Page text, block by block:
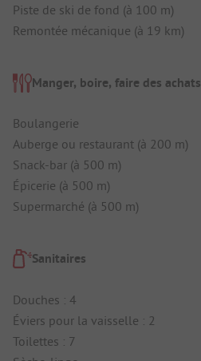
Piste de ski de fond (à 100 m)
Remontée mécanique (à 19 km)
Manger, boire, faire des achats
Boulangerie
Auberge ou restaurant (à 200 m)
Snack-bar (à 500 m)
Épicerie (à 500 m)
Supermarché (à 500 m)
Sanitaires
Douches : 4
Éviers pour la vaisselle : 2
Toilettes : 7